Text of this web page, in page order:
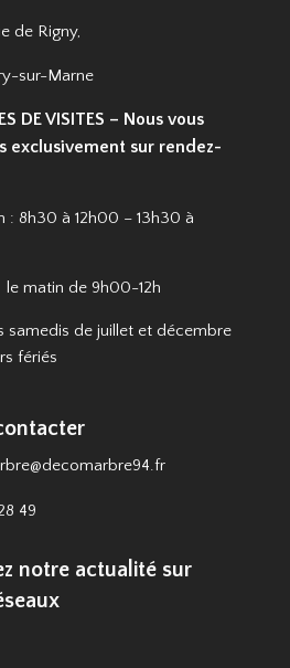
de Rigny,
sur-Marne
DE VISITES – Nous vous
exclusivement sur rendez-
: 8h30 à 12h00 – 13h30 à
le matin de 9h00-12h
samedis de juillet et décembre
fériés
49
notre actualité sur